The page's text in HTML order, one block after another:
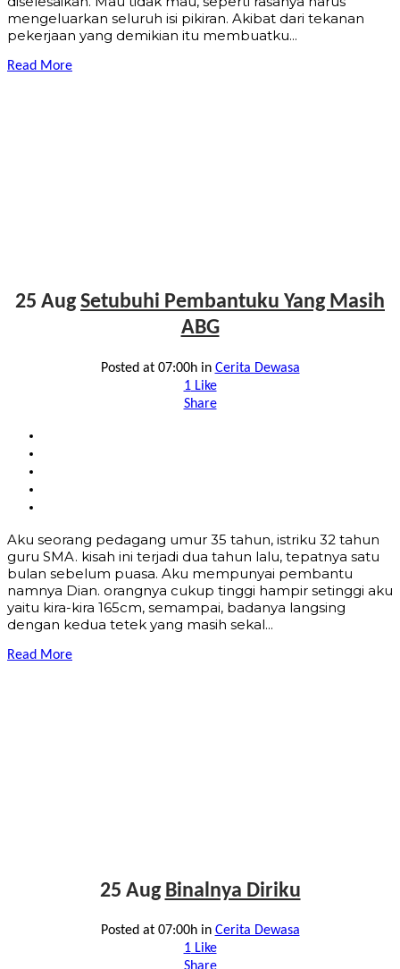
mengeluarkan seluruh isi pikiran. Akibat dari tekanan
pekerjaan yang demikian itu membuatku...
Read More
25 Aug Setubuhi Pembantuku Yang Masih
ABG
Posted at 07:00hin Cerita Dewasa
1Like
Share
Aku seorang pedagang umur 35 tahun, istriku 32 tahun
guru SMA. kisah ini terjadi dua tahun lalu, tepatnya satu
bulan sebelum puasa. Aku mempunyai pembantu
namnya Dian. orangnya cukup tinggi hampir setinggi aku
yaitu kira-kira 165cm, semampai, badanya langsing
dengan kedua tetek yang masih sekal...
Read More
25 Aug Binalnya Diriku
Posted at 07:00hin Cerita Dewasa
1Like